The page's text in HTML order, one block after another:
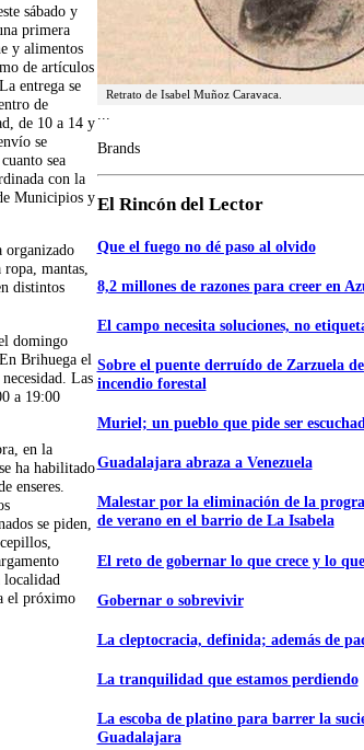
sábado y
primera
y alimentos
de artículos
entrega se
de
de 10 a 14 y
se
sea
con la
Municipios y
organizado
ropa, mantas,
distintos
domingo
Brihuega el
Las
a 19:00
en la
ha habilitado
enseres.
se piden,
localidad
el próximo
Retrato de Isabel Muñoz Caravaca.
Brands
El Rincón del Lector
Que el fuego no dé paso al olvido
8,2 millones de razones para creer en
El campo necesita soluciones, no
Sobre el puente derruído de Zarzuela
incendio forestal
Muriel; un pueblo que pide ser
Guadalajara abraza a Venezuela
Malestar por la eliminación de la
de verano en el barrio de La Isabela
El reto de gobernar lo que crece y lo
Gobernar o sobrevivir
La cleptocracia, definida; además de
La tranquilidad que estamos perdiendo
La escoba de platino para barrer la
Guadalajara